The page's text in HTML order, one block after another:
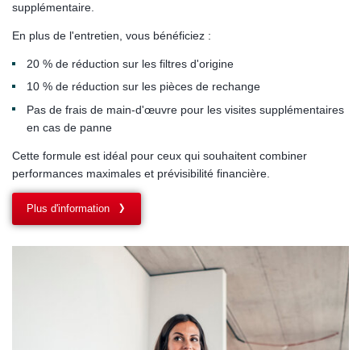
supplémentaire.
En plus de l'entretien, vous bénéficiez :
20 % de réduction sur les filtres d'origine
10 % de réduction sur les pièces de rechange
Pas de frais de main-d'œuvre pour les visites supplémentaires
en cas de panne
Cette formule est idéal pour ceux qui souhaitent combiner
performances maximales et prévisibilité financière.
Plus d'information